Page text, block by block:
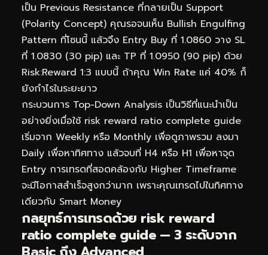
เป็น Previous Resistance ที่กลายเป็น Support
(Polarity Concept) คุณรอจนเห็น Bullish Engulfing
Pattern ที่โซนนี้ แล้วจึง Entry Buy ที่ 1.0860 วาง SL
ที่ 1.0830 (30 pip) และ TP ที่ 1.0950 (90 pip) ด้วย
Risk:Reward 1:3 แบบนี้ ถ้าคุณ Win Rate แค่ 40% ก็
ยังกำไรในระยะยาว
กระบวนการ Top-Down Analysis เป็นวิธีที่แนะนำเป็น
อย่างยิ่งเมื่อใช้ risk reward ratio complete guide
เริ่มจาก Weekly หรือ Monthly เพื่อดูภาพรวม ลงมา
Daily เพื่อหาทิศทาง แล้วจบที่ H4 หรือ H1 เพื่อหาจุด
Entry การเทรดที่สอดคล้องกับ Higher Timeframe
จะมีโอกาสสำเร็จสูงกว่ามาก เพราะคุณเทรดไปในทิศทาง
เดียวกับ Smart Money
กลยุทธ์การเทรดด้วย risk reward
ratio complete guide — 3 ระดับจาก